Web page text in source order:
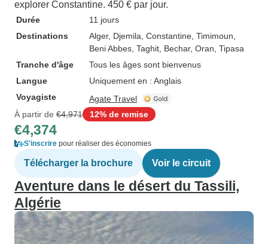
explorer Constantine. 450 € par jour.
Durée
11 jours
Destinations
Alger, Djemila , Constantine , Timimoun
Beni Abbes , Taghit , Bechar, Oran , Tipasa
Tranche d'âge
Tous les âges sont bienvenus
Langue
Uniquement en : Anglais
Voyagiste
Agate Travel
À partir de €4,971 12% de remise
€4,374
S'inscrire pour réaliser des économies
Télécharger la brochure Voir le circuit
Aventure dans le désert du Tassili,
Algérie